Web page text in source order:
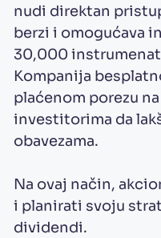
nudi direktan
berzi i omogućava
30,000
Kompanija
plaćenom porezu
investitorima da
obavezama.
Na ovaj način,
i planirati svoju
dividendi.